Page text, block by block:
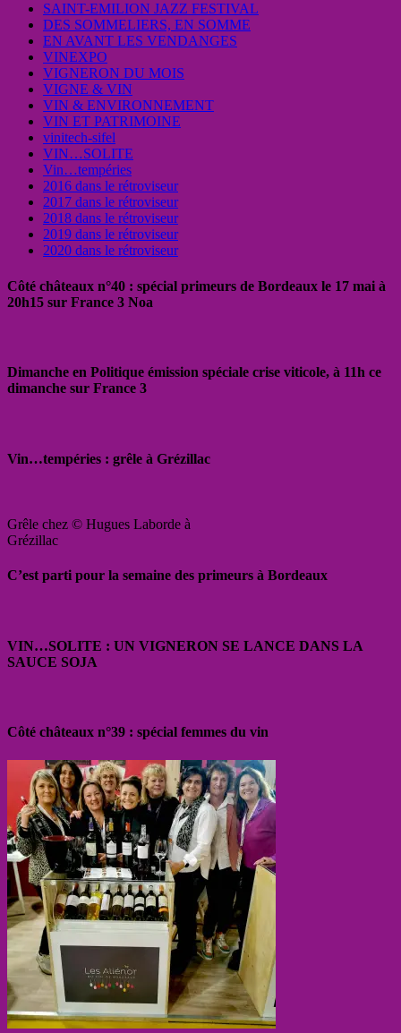
SAINT-EMILION JAZZ FESTIVAL
DES SOMMELIERS, EN SOMME
EN AVANT LES VENDANGES
VINEXPO
VIGNERON DU MOIS
VIGNE & VIN
VIN & ENVIRONNEMENT
VIN ET PATRIMOINE
vinitech-sifel
VIN…SOLITE
Vin…tempéries
2016 dans le rétroviseur
2017 dans le rétroviseur
2018 dans le rétroviseur
2019 dans le rétroviseur
2020 dans le rétroviseur
Côté châteaux n°40 : spécial primeurs de Bordeaux le 17 mai à
20h15 sur France 3 Noa
Dimanche en Politique émission spéciale crise viticole, à 11h ce
dimanche sur France 3
Vin…tempéries : grêle à Grézillac
Grêle chez © Hugues Laborde à
Grézillac
C’est parti pour la semaine des primeurs à Bordeaux
VIN…SOLITE : UN VIGNERON SE LANCE DANS LA
SAUCE SOJA
Côté châteaux n°39 : spécial femmes du vin